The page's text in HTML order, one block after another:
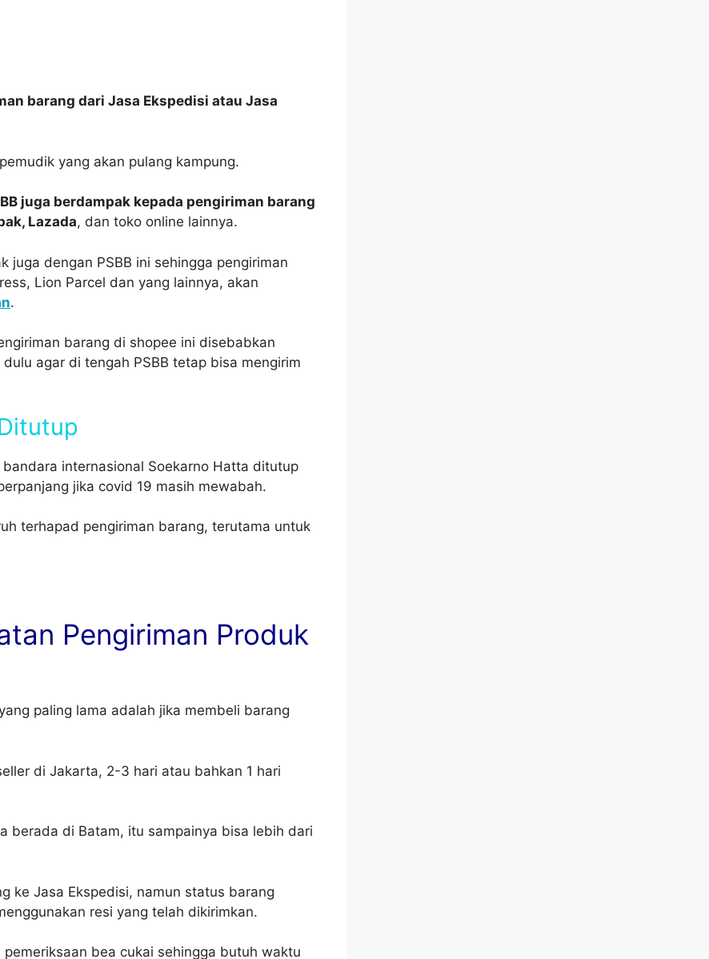
barang dari Jasa Ekspedisi atau Jasa
yang akan pulang kampung.
juga berdampak kepada pengiriman barang
Lazada, dan toko online lainnya.
juga dengan PSBB ini sehingga pengiriman
Lion Parcel dan yang lainnya, akan
.
barang di shopee ini disebabkan
agar di tengah PSBB tetap bisa mengirim
internasional Soekarno Hatta ditutup
jika covid 19 masih mewabah.
terhapad pengiriman barang, terutama untuk
Pengiriman Produk
paling lama adalah jika membeli barang
di Jakarta, 2-3 hari atau bahkan 1 hari
berada di Batam, itu sampainya bisa lebih dari
ke Jasa Ekspedisi, namun status barang
resi yang telah dikirimkan.
bea cukai sehingga butuh waktu